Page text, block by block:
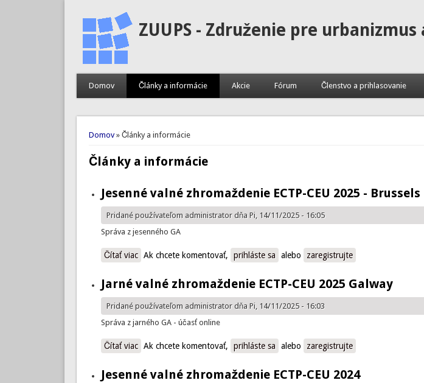
ZUUPS - Združenie pre
Domov Články a informácie Akcie Fórum Členstvo a prihlasovanie
Nachádzate sa tu
Domov» Články a informácie
Články a informácie
Jesenné valné zhromaždenie ECTP-CEU 2025 - Brussels
Pridané používateľom administratordňa Pi, 14/11/2025 - 16:05
Správa z jesenného GA
Čítať viaco Jesenné valné zhromaždenie ECTP-CEU 2025 - Brussels
Ak chcete komentovať, prihláste sa alebo zaregistrujte
Jarné valné zhromaždenie ECTP-CEU 2025 Galway
Pridané používateľom administratordňa Pi, 14/11/2025 - 16:03
Správa z jarného GA - účasť online
Čítať viaco Jarné valné zhromaždenie ECTP-CEU 2025 Galway
Ak chcete komentovať, prihláste sa alebo zaregistrujte
Jesenné valné zhromaždenie ECTP-CEU 2024